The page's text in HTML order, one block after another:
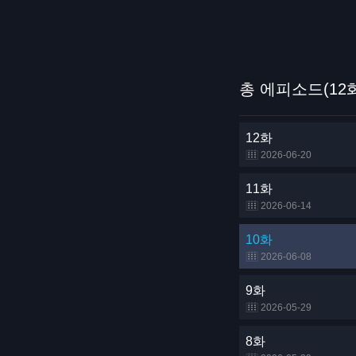
총 에피소드(12
12화
2026-06-20
11화
2026-06-14
10화
2026-06-08
9화
2026-05-29
8화